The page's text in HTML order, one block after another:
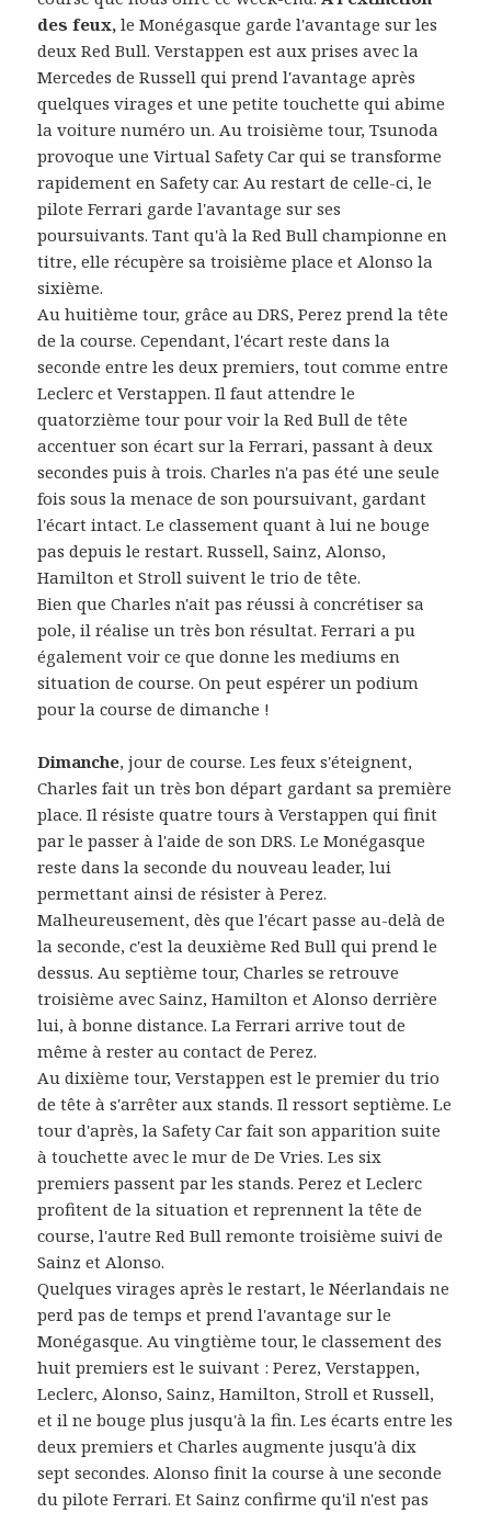
des feux,le Monégasque garde l'avantage sur les
deux Red Bull. Verstappen est aux prises avec la
Mercedes de Russell qui prend l'avantage après
quelques virages et une petite touchette qui abime
la voiture numéro un. Au troisième tour, Tsunoda
provoque une Virtual Safety Car qui se transforme
rapidement en Safety car. Au restart de celle-ci, le
pilote Ferrari garde l'avantage sur ses
poursuivants. Tant qu'à la Red Bull championne en
titre, elle récupère sa troisième place et Alonso la
sixième.
Au huitième tour, grâce au DRS, Perez prend la tête
de la course. Cependant, l'écart reste dans la
seconde entre les deux premiers, tout comme entre
Leclerc et Verstappen. Il faut attendre le
quatorzième tour pour voir la Red Bull de tête
accentuer son écart sur la Ferrari, passant à deux
secondes puis à trois. Charles n'a pas été une seule
fois sous la menace de son poursuivant, gardant
l'écart intact. Le classement quant à lui ne bouge
pas depuis le restart. Russell, Sainz, Alonso,
Hamilton et Stroll suivent le trio de tête.
Bien que Charles n'ait pas réussi à concrétiser sa
pole, il réalise un très bon résultat. Ferrari a pu
également voir ce que donne les mediums en
situation de course. On peut espérer un podium
pour la course de dimanche !
Dimanche, jour de course. Les feux s'éteignent,
Charles fait un très bon départ gardant sa première
place. Il résiste quatre tours à Verstappen qui finit
par le passer à l'aide de son DRS. Le Monégasque
reste dans la seconde du nouveau leader, lui
permettant ainsi de résister à Perez.
Malheureusement, dès que l'écart passe au-delà de
la seconde, c'est la deuxième Red Bull qui prend le
dessus. Au septième tour, Charles se retrouve
troisième avec Sainz, Hamilton et Alonso derrière
lui, à bonne distance. La Ferrari arrive tout de
même à rester au contact de Perez.
Au dixième tour, Verstappen est le premier du trio
de tête à s'arrêter aux stands. Il ressort septième. Le
tour d'après, la Safety Car fait son apparition suite
à touchette avec le mur de De Vries. Les six
premiers passent par les stands. Perez et Leclerc
profitent de la situation et reprennent la tête de
course, l'autre Red Bull remonte troisième suivi de
Sainz et Alonso.
Quelques virages après le restart, le Néerlandais ne
perd pas de temps et prend l'avantage sur le
Monégasque. Au vingtième tour, le classement des
huit premiers est le suivant : Perez, Verstappen,
Leclerc, Alonso, Sainz, Hamilton, Stroll et Russell,
et il ne bouge plus jusqu'à la fin. Les écarts entre les
deux premiers et Charles augmente jusqu'à dix
sept secondes. Alonso finit la course à une seconde
du pilote Ferrari. Et Sainz confirme qu'il n'est pas